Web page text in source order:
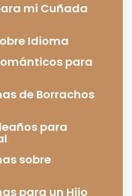
mi Cuñada
Idioma
para
de Borrachos
para
sobre
para un Hijo